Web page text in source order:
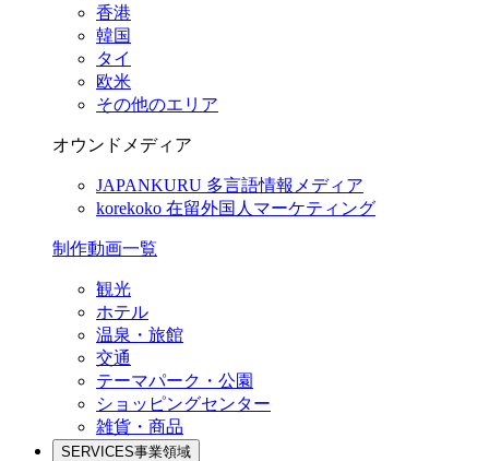
香港
韓国
タイ
欧米
その他のエリア
オウンドメディア
JAPANKURU 多言語情報メディア
korekoko 在留外国人マーケティング
制作動画一覧
観光
ホテル
温泉・旅館
交通
テーマパーク・公園
ショッピングセンター
雑貨・商品
SERVICES事業領域